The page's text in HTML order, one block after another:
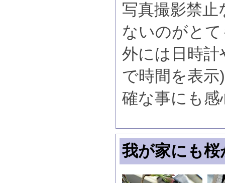
写真撮影禁
ないのがと
外には日時
で時間を表
確な事にも
我が家にも